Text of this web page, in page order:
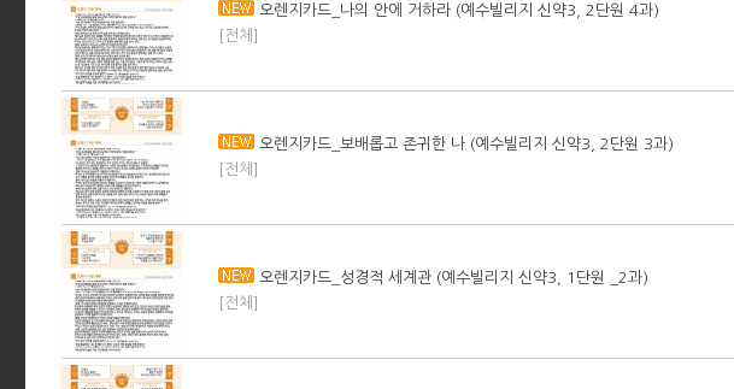
오렌지카드_나의 안에 거하라 (예수빌리지 신약3, 2단원 4과)
[전체]
오렌지카드_보배롭고 존귀한 나 (예수빌리지 신약3, 2단원 3과)
[전체]
오렌지카드_성경적 세계관 (예수빌리지 신약3, 1단원 _2과)
[전체]